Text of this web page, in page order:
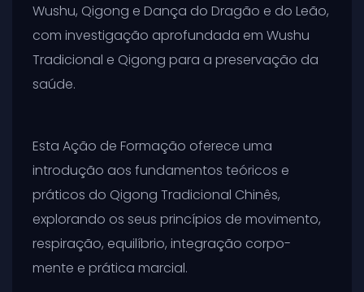
Wushu, Qigong e Dança do Dragão e do Leão,
com investigação aprofundada em Wushu
Tradicional e Qigong para a preservação da
saúde.
Esta Ação de Formação oferece uma
introdução aos fundamentos teóricos e
práticos do Qigong Tradicional Chinês,
explorando os seus princípios de movimento,
respiração, equilíbrio, integração corpo-
mente e prática marcial.